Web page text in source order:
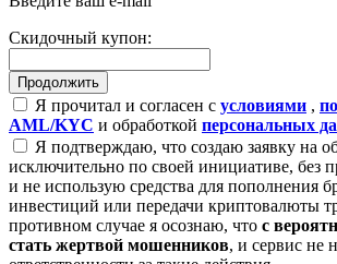
Скидочный купон:
Я прочитал и согласен с условиями ,
AML/KYC и обработкой персональных
Я подтверждаю, что создаю заявку на
исключительно по своей инициативе, без
и не использую средства для пополнения
инвестиций или передачи криптовалюты
противном случае я осознаю, что с
стать жертвой мошенников, и сервис не